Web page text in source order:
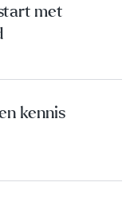
met
kennis